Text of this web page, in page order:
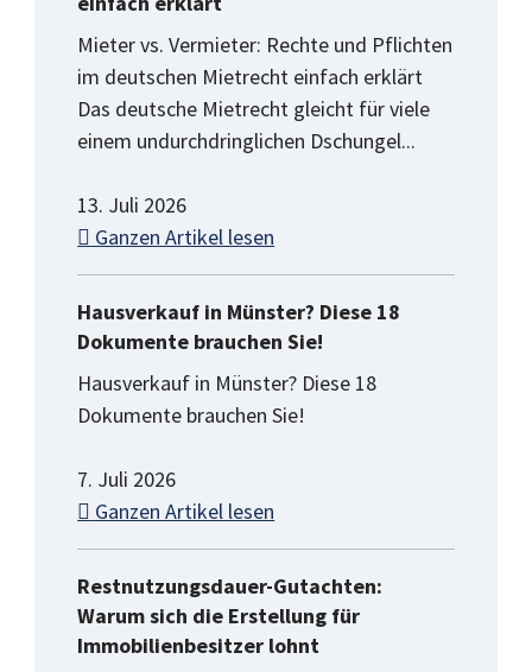
Mieter vs. Vermieter: Rechte und Pflichten
im deutschen Mietrecht einfach erklärt
Das deutsche Mietrecht gleicht für viele
einem undurchdringlichen Dschungel...
13. Juli 2026
Ganzen Artikel lesen
Hausverkauf in Münster? Diese 18
Dokumente brauchen Sie!
Hausverkauf in Münster? Diese 18
Dokumente brauchen Sie!
7. Juli 2026
Ganzen Artikel lesen
Restnutzungsdauer-Gutachten:
Warum sich die Erstellung für
Immobilienbesitzer lohnt